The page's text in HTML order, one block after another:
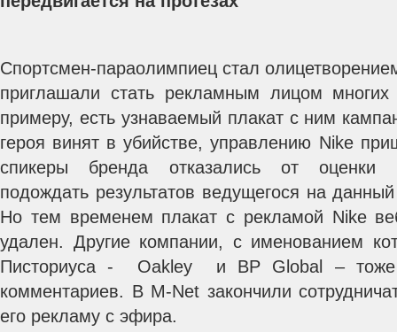
Спортсмен-параолимпиец стал
приглашали стать рекламным лицом многих
примеру, есть узнаваемый плакат с ним
героя винят в убийстве, управлению Nike
спикеры бренда отказались от оценки
подождать результатов ведущегося на
Но тем временем плакат с рекламой Nike
удален. Другие компании, с именованием
Писториуса - Oakley и BP Global – тоже
комментариев. В M-Net закончили
его рекламу с эфира.